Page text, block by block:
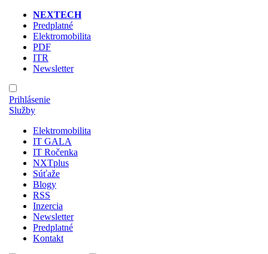
NEXTECH
Predplatné
Elektromobilita
PDF
ITR
Newsletter
Prihlásenie
Služby
Elektromobilita
IT GALA
IT Ročenka
NXTplus
Súťaže
Blogy
RSS
Inzercia
Newsletter
Predplatné
Kontakt